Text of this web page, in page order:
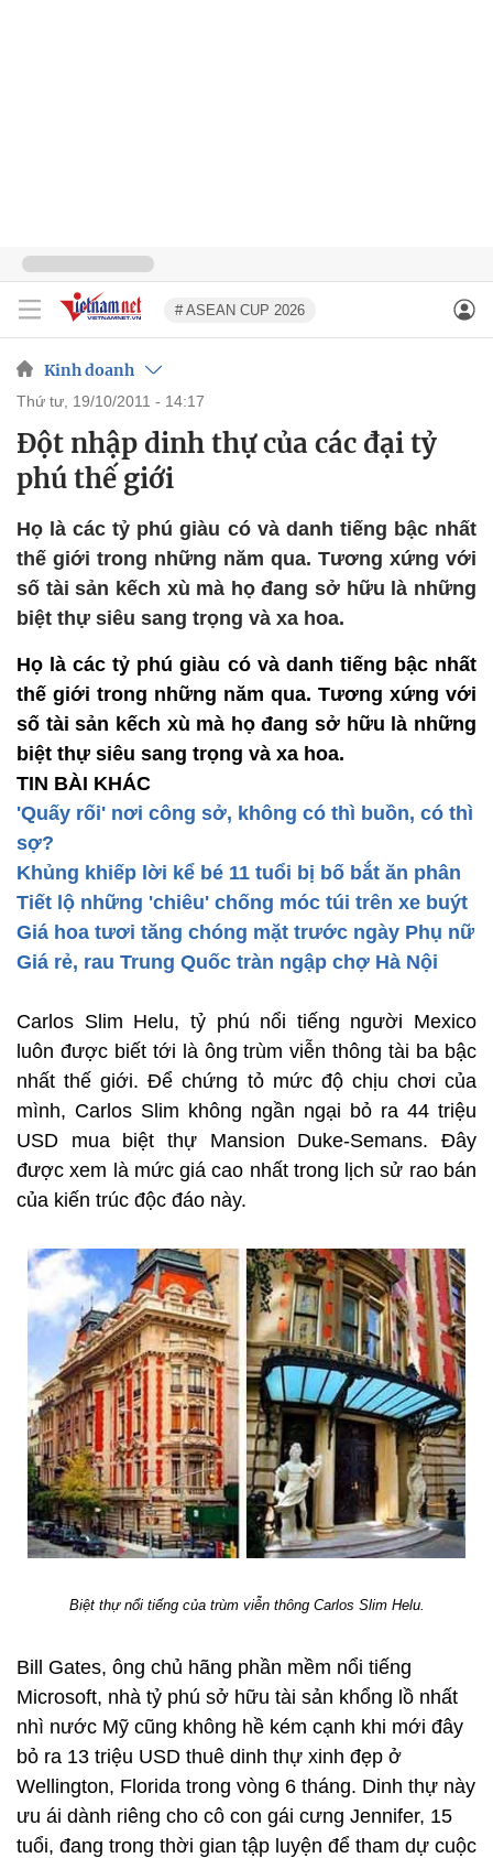
# ASEAN CUP 2026
Kinh doanh
thứ tư, 19/10/2011 - 14:17
Đột nhập dinh thự của các đại tỷ
phú thế giới
Họ là các tỷ phú giàu có và danh tiếng bậc nhất
thế giới trong những năm qua. Tương xứng với
số tài sản kếch xù mà họ đang sở hữu là những
biệt thự siêu sang trọng và xa hoa.
Họ là các tỷ phú giàu có và danh tiếng bậc nhất
thế giới trong những năm qua. Tương xứng với
số tài sản kếch xù mà họ đang sở hữu là những
biệt thự siêu sang trọng và xa hoa.
TIN BÀI KHÁC
'Quấy rối' nơi công sở, không có thì buồn, có thì
sợ?
Khủng khiếp lời kể bé 11 tuổi bị bố bắt ăn phân
Tiết lộ những 'chiêu' chống móc túi trên xe buýt
Giá hoa tươi tăng chóng mặt trước ngày Phụ nữ
Giá rẻ, rau Trung Quốc tràn ngập chợ Hà Nội
Carlos Slim Helu, tỷ phú nổi tiếng người Mexico
luôn được biết tới là ông trùm viễn thông tài ba bậc
nhất thế giới. Để chứng tỏ mức độ chịu chơi của
mình, Carlos Slim không ngần ngại bỏ ra 44 triệu
USD mua biệt thự Mansion Duke-Semans. Đây
được xem là mức giá cao nhất trong lịch sử rao bán
của kiến trúc độc đáo này.
Biệt thự nổi tiếng của trùm viễn thông Carlos Slim Helu.
Bill Gates, ông chủ hãng phần mềm nổi tiếng
Microsoft, nhà tỷ phú sở hữu tài sản khổng lồ nhất
nhì nước Mỹ cũng không hề kém cạnh khi mới đây
bỏ ra 13 triệu USD thuê dinh thự xinh đẹp ở
Wellington, Florida trong vòng 6 tháng. Dinh thự này
ưu ái dành riêng cho cô con gái cưng Jennifer, 15
tuổi, đang trong thời gian tập luyện để tham dự cuộc